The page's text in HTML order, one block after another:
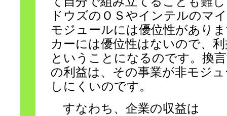
ドウズのＯＳやインテルのマ
モジュールには優位性があり
カーには優位性はないので、
ということになるのです。換
の利益は、その事業が非モジ
しにくいのです。
すなわち、企業の収益は